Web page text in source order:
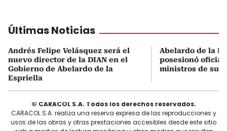
Últimas Noticias
Andrés Felipe Velásquez será el
nuevo director de la DIAN en el
Gobierno de Abelardo de la
Espriella
Abelardo de la
posesionó
ministros de su
© CARACOL S.A. Todos los derechos reservados.
CARACOL S.A. realiza una reserva expresa de las reproducciones y
usos de las obras y otras prestaciones accesibles desde este sitio